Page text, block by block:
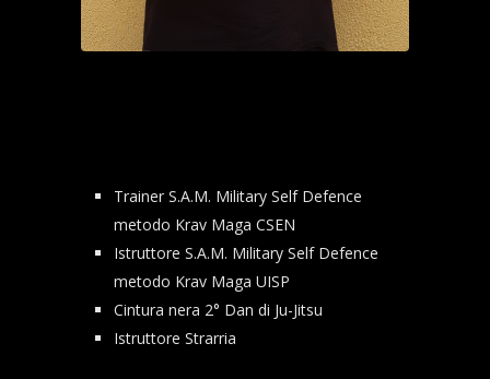
Trainer S.A.M. Military Self Defence
metodo Krav Maga CSEN
Istruttore S.A.M. Military Self Defence
metodo Krav Maga UISP
Cintura nera 2° Dan di Ju-Jitsu
Istruttore Strarria